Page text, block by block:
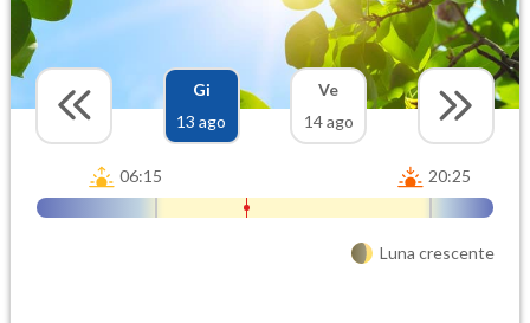
Gi
13 ago
Ve
14 ago
06:15 20:25
Luna crescente